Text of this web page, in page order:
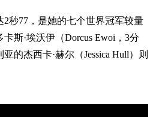
秒77，是她的七个世界冠军较量
斯·埃沃伊（Dorcus Ewoi，3分
的杰西卡·赫尔（Jessica Hull）则